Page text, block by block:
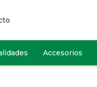
Accesorios